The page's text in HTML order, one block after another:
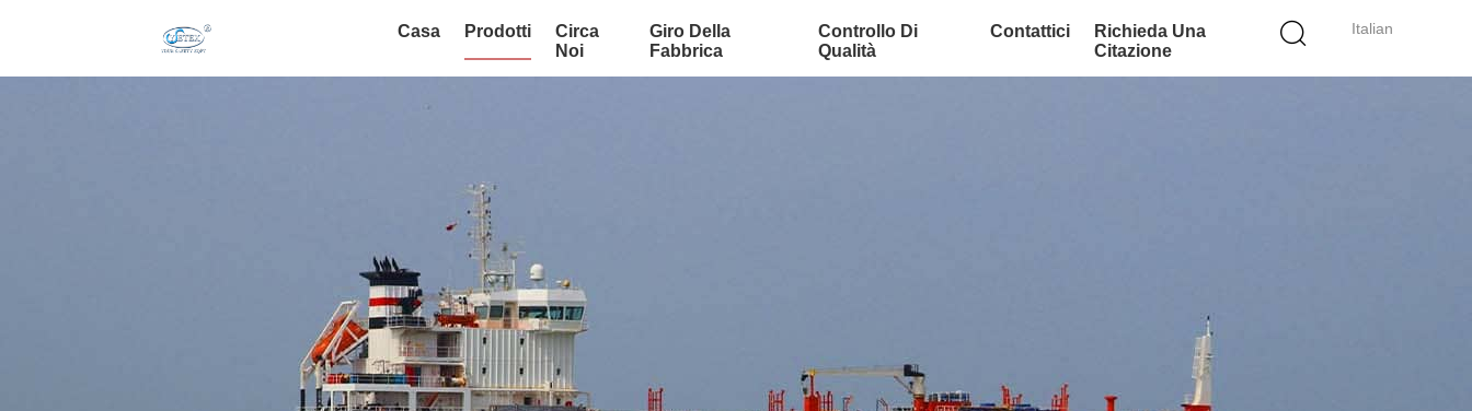
Italian
Casa Prodotti
Circa
Noi
Giro Della
Fabbrica
Controllo Di
Qualità
Contattici
Richieda Una
Citazione